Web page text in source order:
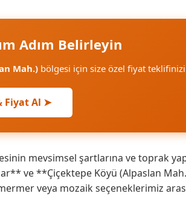
Adım Belirleyin
Mah.) bölgesi için size özel fiyat teklifinizi
Fiyat Al ➤
mevsimsel şartlarına ve toprak
ve **Çiçektepe Köyü (Alpaslan
veya mozaik seçeneklerimiz